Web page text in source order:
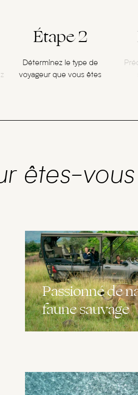
Étape 2
Déterminez le type de
voyageur que vous êtes
êtes-
Passionné de
faune sauvage